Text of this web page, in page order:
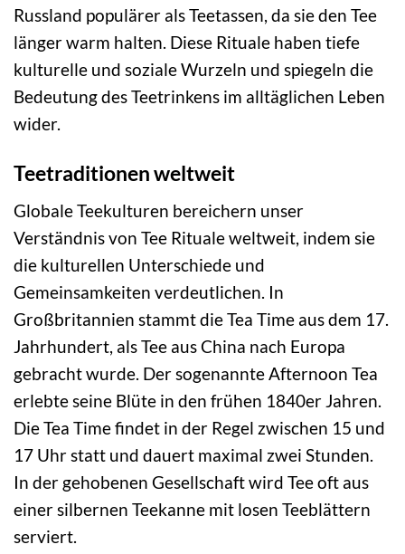
Russland populärer als Teetassen, da sie den Tee
länger warm halten. Diese Rituale haben tiefe
kulturelle und soziale Wurzeln und spiegeln die
Bedeutung des Teetrinkens im alltäglichen Leben
wider.
Teetraditionen weltweit
Globale Teekulturen bereichern unser
Verständnis von Tee Rituale weltweit, indem sie
die kulturellen Unterschiede und
Gemeinsamkeiten verdeutlichen. In
Großbritannien stammt die Tea Time aus dem 17.
Jahrhundert, als Tee aus China nach Europa
gebracht wurde. Der sogenannte Afternoon Tea
erlebte seine Blüte in den frühen 1840er Jahren.
Die Tea Time findet in der Regel zwischen 15 und
17 Uhr statt und dauert maximal zwei Stunden.
In der gehobenen Gesellschaft wird Tee oft aus
einer silbernen Teekanne mit losen Teeblättern
serviert.